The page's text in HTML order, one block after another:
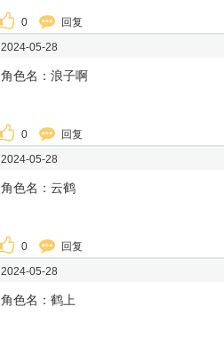
0 回复
2024-05-28
角色名：浪子啊
0 回复
2024-05-28
角色名：云鹤
0 回复
2024-05-28
角色名：鹤上